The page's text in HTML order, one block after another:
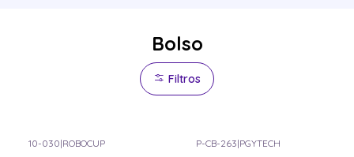
Bolso
Filtros
10-030|ROBOCUP P-CB-263|PGYTECH